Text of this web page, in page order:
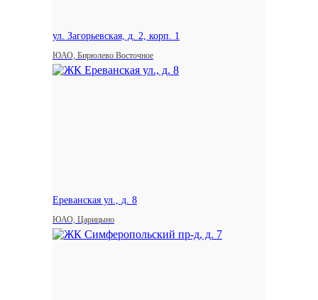
ул. Загорьевская, д. 2, корп. 1
ЮАО, Бирюлево Восточное
Ереванская ул., д. 8
ЮАО, Царицыно